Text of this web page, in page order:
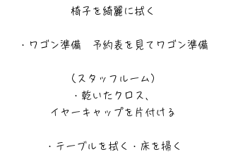
椅子を綺麗に拭く
・ワゴン準備 予約表を見てワゴン準備
（スタッフルーム）
・乾いたクロス、
イヤーキャップを片付ける
・テーブルを拭く・床を掃く